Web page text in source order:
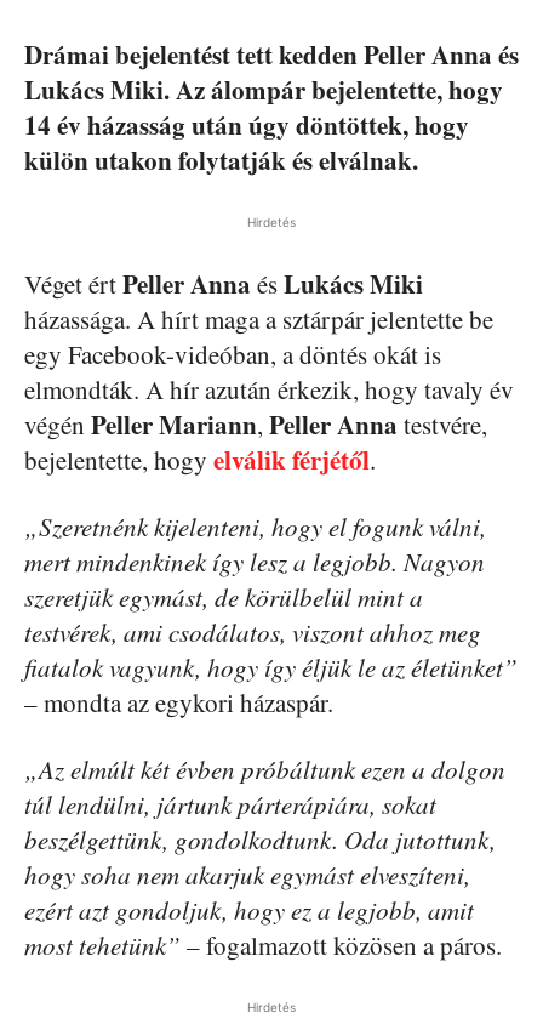
Drámai bejelentést tett kedden Peller Anna és
Lukács Miki. Az álompár bejelentette, hogy
14 év házasság után úgy döntöttek, hogy
külön utakon folytatják és elválnak.
Hirdetés
Véget értPeller Anna ésLukács Miki
házassága. A hírt maga a sztárpár jelentette be
egy Facebook-videóban, a döntés okát is
elmondták. A hír azután érkezik, hogy tavaly év
végén Peller Mariann, Peller Anna testvére,
bejelentette, hogy elválik férjétől.
„Szeretnénk kijelenteni, hogy el fogunk válni,
mert mindenkinek így lesz a legjobb. Nagyon
szeretjük egymást, de körülbelül mint a
testvérek, ami csodálatos, viszont ahhoz meg
fiatalok vagyunk, hogy így éljük le az életünket”
– mondta az egykori házaspár.
„Az elmúlt két évben próbáltunk ezen a dolgon
túl lendülni, jártunk párterápiára, sokat
beszélgettünk, gondolkodtunk. Oda jutottunk,
hogy soha nem akarjuk egymást elveszíteni,
ezért azt gondoljuk, hogy ez a legjobb, amit
most tehetünk” – fogalmazott közösen a páros.
Hirdetés